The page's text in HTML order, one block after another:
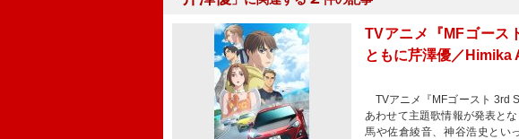
TVアニメ『MFゴース
ともに芹澤優／Himika
TVアニメ『MFゴースト 3rd
あわせて主題歌情報が発表と
馬や佐倉綾音、神谷浩史とい